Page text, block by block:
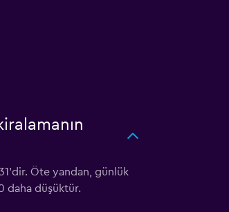
Öte yandan, günlük
daha düşüktür.